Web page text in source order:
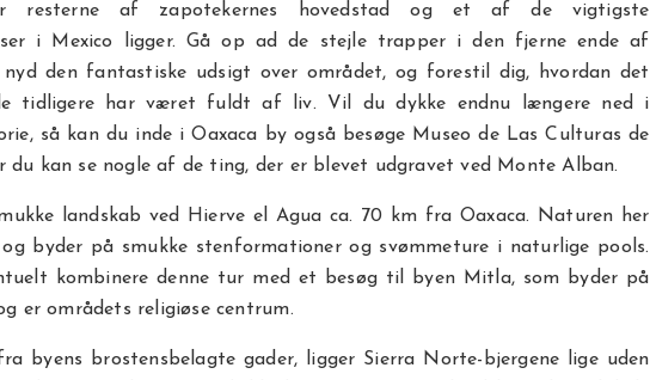
resterne af zapotekernes hovedstad og et af de vigtigste
i Mexico ligger. Gå op ad de stejle trapper i den fjerne ende af
nyd den fantastiske udsigt over området, og forestil dig, hvordan det
tidligere har været fuldt af liv. Vil du dykke endnu længere ned i
så kan du inde i Oaxaca by også besøge Museo de Las Culturas de
du kan se nogle af de ting, der er blevet udgravet ved Monte Alban.
landskab ved Hierve el Agua ca. 70 km fra Oaxaca. Naturen her
byder på smukke stenformationer og svømmeture i naturlige pools.
kombinere denne tur med et besøg til byen Mitla, som byder på
er områdets religiøse centrum.
byens brostensbelagte gader, ligger Sierra Norte-bjergene lige uden